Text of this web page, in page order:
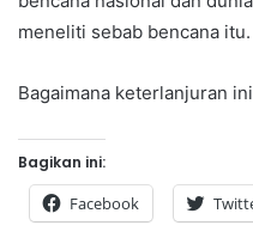
meneliti sebab bencana itu.
Bagaimana keterlanjuran
Bagikan ini:
Facebook